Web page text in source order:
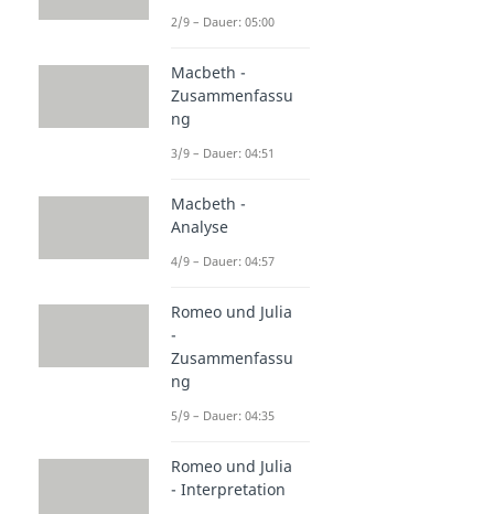
2/9 – Dauer: 05:00
Macbeth -
Zusammenfassu
ng
3/9 – Dauer: 04:51
Macbeth -
Analyse
4/9 – Dauer: 04:57
Romeo und Julia
-
Zusammenfassu
ng
5/9 – Dauer: 04:35
Romeo und Julia
- Interpretation